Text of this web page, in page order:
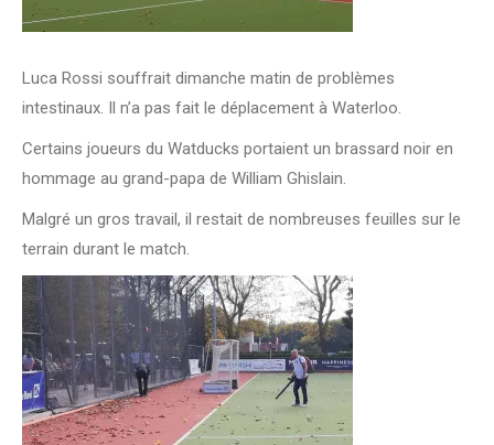
Luca Rossi souffrait dimanche matin de problèmes
intestinaux. Il n’a pas fait le déplacement à Waterloo.
Certains joueurs du Watducks portaient un brassard noir en
hommage au grand-papa de William Ghislain.
Malgré un gros travail, il restait de nombreuses feuilles sur le
terrain durant le match.